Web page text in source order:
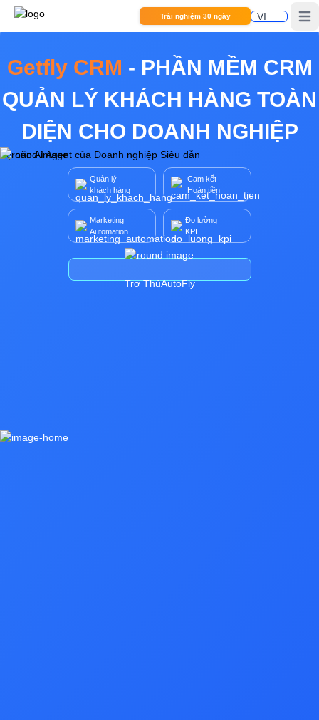
Trải nghiệm 30 ngày
Getfly CRM - PHẦN MỀM CRM
QUẢN LÝ KHÁCH HÀNG TOÀN
DIỆN CHO DOANH NGHIỆP
Bộ não AI Agent của Doanh nghiệp Siêu dẫn
Quản lý
khách hàng
Cam kết
Hoàn tiền
Marketing
Automation
Đo lường
KPI
Trợ ThủAutoFly